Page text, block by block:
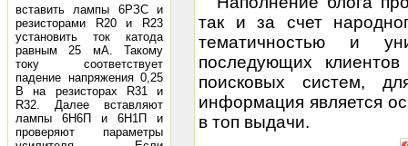
вставить лампы 6РЗС и
резисторами R20 и R23
установить ток катода
равным 25 мА. Такому
току соответствует
падение напряжения 0,25
В на резисторах R31 и
R32. Далее вставляют
лампы 6Н6П и 6Н1П и
проверяют параметры
так и за счет
тематичностью и
последующих
поисковых систем,
информация является
в топ выдачи.